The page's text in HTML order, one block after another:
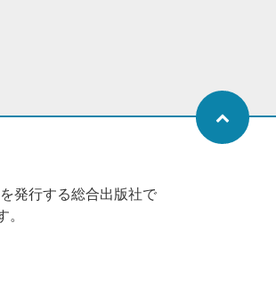
発行する総合出版社で